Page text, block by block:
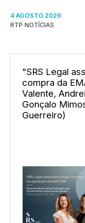
4 AGOSTO 2026
RTP NOTÍCIAS
"SRS Legal
compra da
Valente,
Gonçalo
Guerreiro)